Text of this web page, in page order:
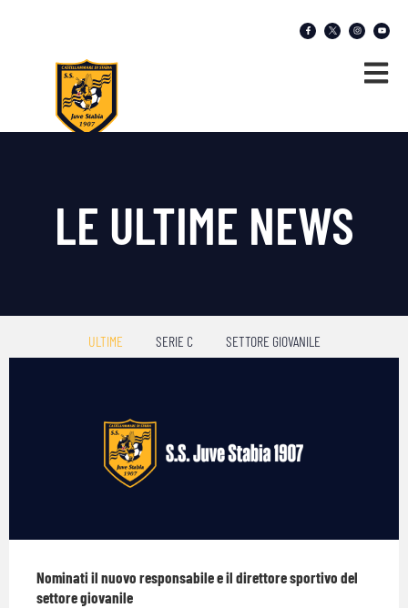
LE ULTIME NEWS
ULTIME SERIE C SETTORE GIOVANILE
Nominati il nuovo responsabile e il direttore sportivo del
settore giovanile